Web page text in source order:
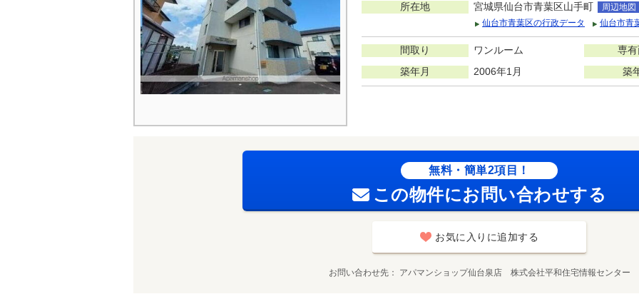
所在地 宮城県仙台市青葉区山手町
周辺地図
仙台市青葉区の行政データ
仙台市青
間取り ワンルーム 専
築年月 2006年1月 築
無料・簡単2項目！
この物件にお問い合わせする
お気に入りに追加する
お問い合わせ先 アパマンショップ仙台泉店 株式会社平和住宅情報センター